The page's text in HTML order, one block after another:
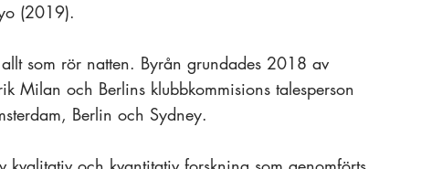
(2019).
som rör natten. Byrån grundades 2018 av
Milan och Berlins klubbkommisions talesperson
Berlin och Sydney.